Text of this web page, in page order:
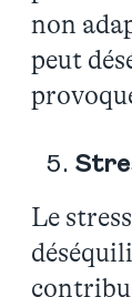
non
peut
Le